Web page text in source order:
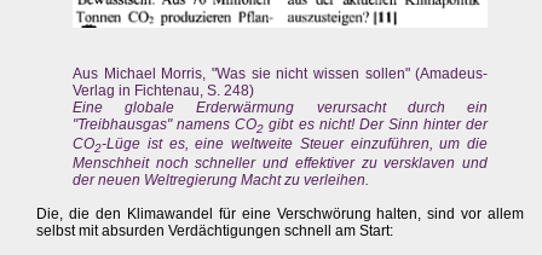
Aus Michael Morris, "Was sie nicht wissen sollen" (Amadeus-
Verlag in Fichtenau, S. 248)
Eine globale Erderwärmung verursacht durch ein
"Treibhausgas" namens CO2 gibt es nicht! Der Sinn hinter der
CO2-Lüge ist es, eine weltweite Steuer einzuführen, um die
Menschheit noch schneller und effektiver zu versklaven und
der neuen Weltregierung Macht zu verleihen.
Die, die den Klimawandel für eine Verschwörung halten, sind vor allem
selbst mit absurden Verdächtigungen schnell am Start: